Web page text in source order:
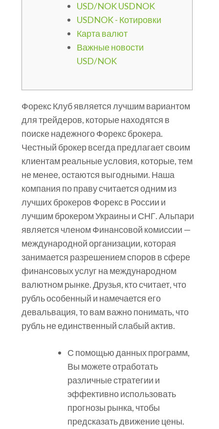
USD/NOK USDNOK
USDNOK - Котировки
Карта валют
Важные новости
USD/NOK
Форекс Клуб является лучшим вариантом
для трейдеров, которые находятся в
поиске надежного Форекс брокера.
Честный брокер всегда предлагает своим
клиентам реальные условия, которые, тем
не менее, остаются выгодными. Наша
компания по праву считается одним из
лучших брокеров Форекс в России и
лучшим брокером Украины и СНГ. Альпари
является членом Финансовой комиссии —
международной организации, которая
занимается разрешением споров в сфере
финансовых услуг на международном
валютном рынке. Друзья, кто считает, что
рубль особенный и намечается его
девальвация, то вам важно понимать, что
рубль не единственный слабый актив.
С помощью данных программ,
Вы можете отработать
различные стратегии и
эффективно использовать
прогнозы рынка, чтобы
предсказать движение цены.